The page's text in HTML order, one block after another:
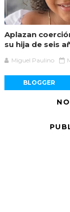
Aplazan
su hija de seis
Miguel Paulino
BLOGGER